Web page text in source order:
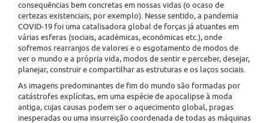
consequências bem concretas em nossas vidas (o ocaso de
certezas existenciais, por exemplo). Nesse sentido, a pandemia
COVID-19 foi uma catalisadora global de forças já atuantes em
várias esferas (sociais, acadêmicas, econômicas etc.), onde
sofremos rearranjos de valores e o esgotamento de modos de
ver o mundo e a própria vida, modos de sentir e perceber, desejar,
planejar, construir e compartilhar as estruturas e os laços sociais.
As imagens predominantes de fim do mundo são formadas por
catástrofes explícitas, em uma espécie de apocalipse à moda
antiga, cujas causas podem ser o aquecimento global, pragas
inesperadas ou uma insurreição coordenada de todas as máquinas